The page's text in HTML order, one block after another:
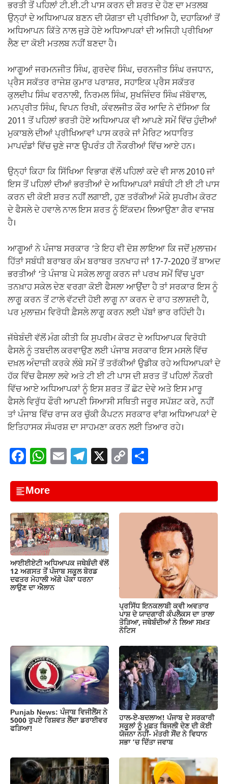
ਭਰਤੀ ਤੋਂ ਪਹਿਲਾਂ ਟੀ.ਈ.ਟੀ ਪਾਸ ਕਰਨ ਦੀ ਸ਼ਰਤ ਦੇ ਹੋਣ ਦਾ ਮਤਲਬ
ਉਨ੍ਹਾਂ ਦੇ ਅਧਿਆਪਕ ਬਣਨ ਦੀ ਯੋਗਤਾ ਦੀ ਪ੍ਰੀਖਿਆ ਹੈ, ਦਹਾਕਿਆਂ ਤੋਂ
ਅਧਿਆਪਨ ਕਿੱਤੇ ਨਾਲ ਜੁੜੇ ਹੋਏ ਅਧਿਆਪਕਾਂ ਦੀ ਅਜਿਹੀ ਪ੍ਰੀਖਿਆ
ਲੈਣ ਦਾ ਕੋਈ ਮਤਲਬ ਨਹੀਂ ਬਣਦਾ ਹੈ।
ਆਗੂਆਂ ਜਰਮਨਜੀਤ ਸਿੰਘ, ਗੁਰਦੇਵ ਸਿੰਘ, ਚਰਨਜੀਤ ਸਿੰਘ ਰਜਧਾਨ,
ਪ੍ਰੈਸ ਸਕੱਤਰ ਰਾਜੇਸ਼ ਕੁਮਾਰ ਪਰਾਸ਼ਰ, ਸਹਾਇਕ ਪ੍ਰੈਸ ਸਕੱਤਰ
ਕੁਲਦੀਪ ਸਿੰਘ ਵਰਨਾਲੀ, ਨਿਰਮਲ ਸਿੰਘ, ਸੁਖਜਿੰਦਰ ਸਿੰਘ ਜੱਬੋਵਾਲ,
ਮਨਪ੍ਰੀਤ ਸਿੰਘ, ਵਿਪਨ ਰਿਖੀ, ਕੰਵਲਜੀਤ ਕੌਰ ਆਦਿ ਨੇ ਦੱਸਿਆ ਕਿ
2011 ਤੋਂ ਪਹਿਲਾਂ ਭਰਤੀ ਹੋਏ ਅਧਿਆਪਕ ਵੀ ਆਪਣੇ ਸਮੇਂ ਵਿੱਚ ਹੁੰਦੀਆਂ
ਮੁਕਾਬਲੇ ਦੀਆਂ ਪ੍ਰੀਖਿਆਵਾਂ ਪਾਸ ਕਰਕੇ ਜਾਂ ਮੈਰਿਟ ਅਧਾਰਿਤ
ਮਾਪਦੰਡਾਂ ਵਿੱਚ ਚੁਣੇ ਜਾਣ ਉਪਰੰਤ ਹੀ ਨੌਕਰੀਆਂ ਵਿੱਚ ਆਏ ਹਨ।
ਉਨ੍ਹਾਂ ਕਿਹਾ ਕਿ ਸਿੱਖਿਆ ਵਿਭਾਗ ਵੱਲੋਂ ਪਹਿਲਾਂ ਕਦੇ ਵੀ ਸਾਲ 2010 ਜਾਂ
ਇਸ ਤੋਂ ਪਹਿਲਾਂ ਦੀਆਂ ਭਰਤੀਆਂ ਦੇ ਅਧਿਆਪਕਾਂ ਸਬੰਧੀ ਟੀ ਈ ਟੀ ਪਾਸ
ਕਰਨ ਦੀ ਕੋਈ ਸ਼ਰਤ ਨਹੀਂ ਲਗਾਈ, ਹੁਣ ਤਰੱਕੀਆਂ ਮੌਕੇ ਸੁਪਰੀਮ ਕੋਰਟ
ਦੇ ਫੈਸਲੇ ਦੇ ਹਵਾਲੇ ਨਾਲ ਇਸ ਸ਼ਰਤ ਨੂੰ ਇੱਕਦਮ ਲਿਆਉਣਾ ਗੈਰ ਵਾਜਬ
ਹੈ।
ਆਗੂਆਂ ਨੇ ਪੰਜਾਬ ਸਰਕਾਰ ‘ਤੇ ਇਹ ਵੀ ਦੋਸ਼ ਲਾਇਆ ਕਿ ਜਦੋਂ ਮੁਲਾਜ਼ਮ
ਹਿੱਤਾਂ ਸਬੰਧੀ ਬਰਾਬਰ ਕੰਮ ਬਰਾਬਰ ਤਨਖਾਹ ਜਾਂ 17-7-2020 ਤੋਂ ਬਾਅਦ
ਭਰਤੀਆਂ ‘ਤੇ ਪੰਜਾਬ ਪੇ ਸਕੇਲ ਲਾਗੂ ਕਰਨ ਜਾਂ ਪਰਖ ਸਮੇਂ ਵਿੱਚ ਪੂਰਾ
ਤਨਖ਼ਾਹ ਸਕੇਲ ਦੇਣ ਵਰਗਾ ਕੋਈ ਫੈਸਲਾ ਆਉਂਦਾ ਹੈ ਤਾਂ ਸਰਕਾਰ ਇਸ ਨੂੰ
ਲਾਗੂ ਕਰਨ ਤੋਂ ਟਾਲੇ ਵੱਟਦੀ ਹੋਈ ਲਾਗੂ ਨਾ ਕਰਨ ਦੇ ਰਾਹ ਤਲਾਸ਼ਦੀ ਹੈ,
ਪਰ ਮੁਲਾਜ਼ਮ ਵਿਰੋਧੀ ਫ਼ੈਸਲੇ ਲਾਗੂ ਕਰਨ ਲਈ ਪੱਬਾਂ ਭਾਰ ਰਹਿੰਦੀ ਹੈ।
ਜੱਥੇਬੰਦੀ ਵੱਲੋਂ ਮੰਗ ਕੀਤੀ ਕਿ ਸੁਪਰੀਮ ਕੋਰਟ ਦੇ ਅਧਿਆਪਕ ਵਿਰੋਧੀ
ਫੈਸਲੇ ਨੂੰ ਤਬਦੀਲ ਕਰਵਾਉਣ ਲਈ ਪੰਜਾਬ ਸਰਕਾਰ ਇਸ ਮਸਲੇ ਵਿੱਚ
ਦਖ਼ਲ ਅੰਦਾਜ਼ੀ ਕਰਕੇ ਲੰਬੇ ਸਮੇਂ ਤੋਂ ਤਰੱਕੀਆਂ ਉਡੀਕ ਰਹੇ ਅਧਿਆਪਕਾਂ ਦੇ
ਹੱਕ ਵਿੱਚ ਫੈਸਲਾ ਲਵੇ ਅਤੇ ਟੀ ਈ ਟੀ ਪਾਸ ਦੀ ਸ਼ਰਤ ਤੋਂ ਪਹਿਲਾਂ ਨੌਕਰੀ
ਵਿੱਚ ਆਏ ਅਧਿਆਪਕਾਂ ਨੂੰ ਇਸ ਸ਼ਰਤ ਤੋਂ ਛੋਟ ਦੇਵੇ ਅਤੇ ਇਸ ਮਾਰੂ
ਫੈਸਲੇ ਵਿਰੁੱਧ ਫੌਰੀ ਆਪਣੀ ਸਿਆਸੀ ਸਥਿਤੀ ਜਰੂਰ ਸਪੱਸ਼ਟ ਕਰੇ, ਨਹੀਂ
ਤਾਂ ਪੰਜਾਬ ਵਿੱਚ ਰਾਜ ਕਰ ਚੁੱਕੀ ਕੈਪਟਨ ਸਰਕਾਰ ਵਾਂਗ ਅਧਿਆਪਕਾਂ ਦੇ
ਇਤਿਹਾਸਕ ਸੰਘਰਸ਼ ਦਾ ਸਾਹਮਣਾ ਕਰਨ ਲਈ ਤਿਆਰ ਰਹੇ।
F
c
e
b
o
o
k
W
at
s
A
p
p
E T
gr
a
m
X C
y e
More
ਆਈਈਏਟੀ ਅਧਿਆਪਕ ਜਥੇਬੰਦੀ ਵੱਲੋਂ
12 ਅਗਸਤ ਤੋਂ ਪੰਜਾਬ ਸਕੂਲ ਬੋਰਡ
ਦਫਤਰ ਮੋਹਾਲੀ ਅੱਗੇ ਪੱਕਾ ਧਰਨਾ
ਲਾਉਣ ਦਾ ਐਲਾਨ
ਪ੍ਰਸਿੱਧ ਇਨਕਲਾਬੀ ਕਵੀ ਅਵਤਾਰ
ਪਾਸ਼ ਦੇ ਯਾਦਗਾਰੀ ਕੰਪਲੈਕਸ ਦਾ ਤਾਲਾ
ਤੋੜਿਆ, ਜਥੇਬੰਦੀਆਂ ਨੇ ਲਿਆ ਸਖ਼ਤ
ਨੋਟਿਸ
Punjab News: ਪੰਜਾਬ ਵਿਜੀਲੈਂਸ ਨੇ
5000 ਰੁਪਏ ਰਿਸ਼ਵਤ ਲੈਂਦਾ ਡਰਾਈਵਰ
ਫੜਿਆ!
ਹਾਲ-ਏ-ਬਦਲਾਅ! ਪੰਜਾਬ ਦੇ ਸਰਕਾਰੀ
ਸਕੂਲਾਂ ਨੂੰ ਮੁਫ਼ਤ ਬਿਜਲੀ ਦੇਣ ਦੀ ਕੋਈ
ਯੋਜਨਾ ਨਹੀਂ- ਮੰਤਰੀ ਸੌਂਦ ਨੇ ਵਿਧਾਨ
ਸਭਾ ‘ਚ ਦਿੱਤਾ ਜਵਾਬ